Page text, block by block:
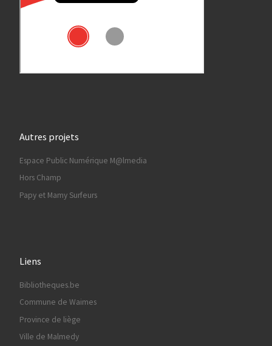
Autres projets
Espace Public Numérique M@lmedia
Hors Champ
Papy et Mamy Surfeurs
Liens
Bibliotheques.be
Commune de Waimes
Province de liège
Ville de Malmedy